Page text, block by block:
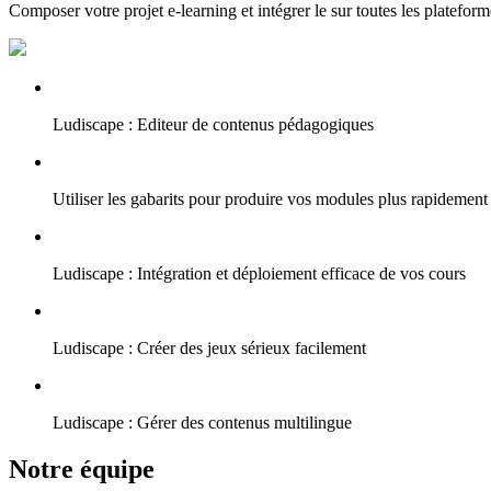
Composer votre projet e-learning et intégrer le sur toutes les
Ludiscape : Editeur de contenus pédagogiques
Utiliser les gabarits pour produire vos modules plus rapidement
Ludiscape : Intégration et déploiement efficace de vos cours
Ludiscape : Créer des jeux sérieux facilement
Ludiscape : Gérer des contenus multilingue
Notre équipe